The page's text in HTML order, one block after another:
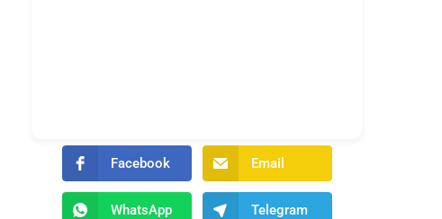
Facebook Email
WhatsApp Telegram